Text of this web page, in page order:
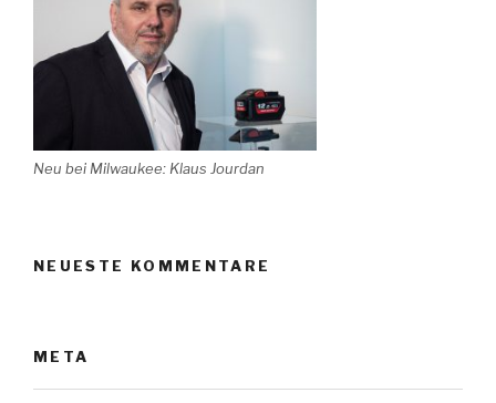
Neu bei Milwaukee: Klaus Jourdan
NEUESTE KOMMENTARE
META